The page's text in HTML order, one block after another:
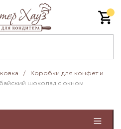
/
Коробки для конфет и
шоколад с окном